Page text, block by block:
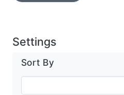
Settings
Sort By